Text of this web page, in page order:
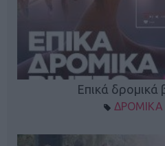
Επικά δρομικά
ΔΡΟΜΙΚΑ